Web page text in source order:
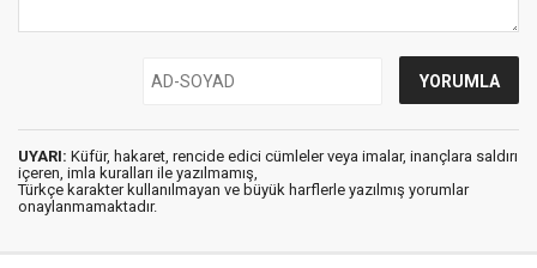
UYARI: Küfür, hakaret, rencide edici cümleler veya imalar, inançlara saldırı
içeren, imla kuralları ile yazılmamış,
Türkçe karakter kullanılmayan ve büyük harflerle yazılmış yorumlar
onaylanmamaktadır.